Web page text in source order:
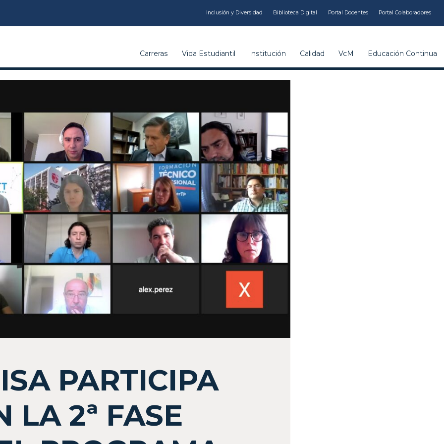
Inclusión y Diversidad Biblioteca Digital Portal Docentes Portal Colaboradores
Carreras Vida Estudiantil Institución Calidad VcM Educación Continua
ESTUDIANTIL
CALIDAD
VCM
EDUCACIÓN
CONTINUA
PARTICIPA
LA 2ª FASE